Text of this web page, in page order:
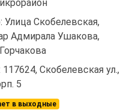
Улица Скобелевская,
Адмирала Ушакова,
Скобелевская ул.,
5
в выходные